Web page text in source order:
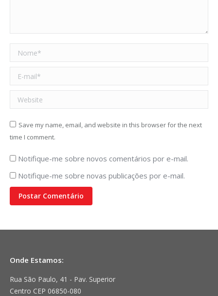
Nome *
E-mail *
Website
Save my name, email, and website in this browser for the next
time I comment.
Notifique-me sobre novos comentários por e-mail.
Notifique-me sobre novas publicações por e-mail.
Postar Comentário
Onde Estamos:
Rua São Paulo, 41 - Pav. Superior
Centro CEP 06850-080